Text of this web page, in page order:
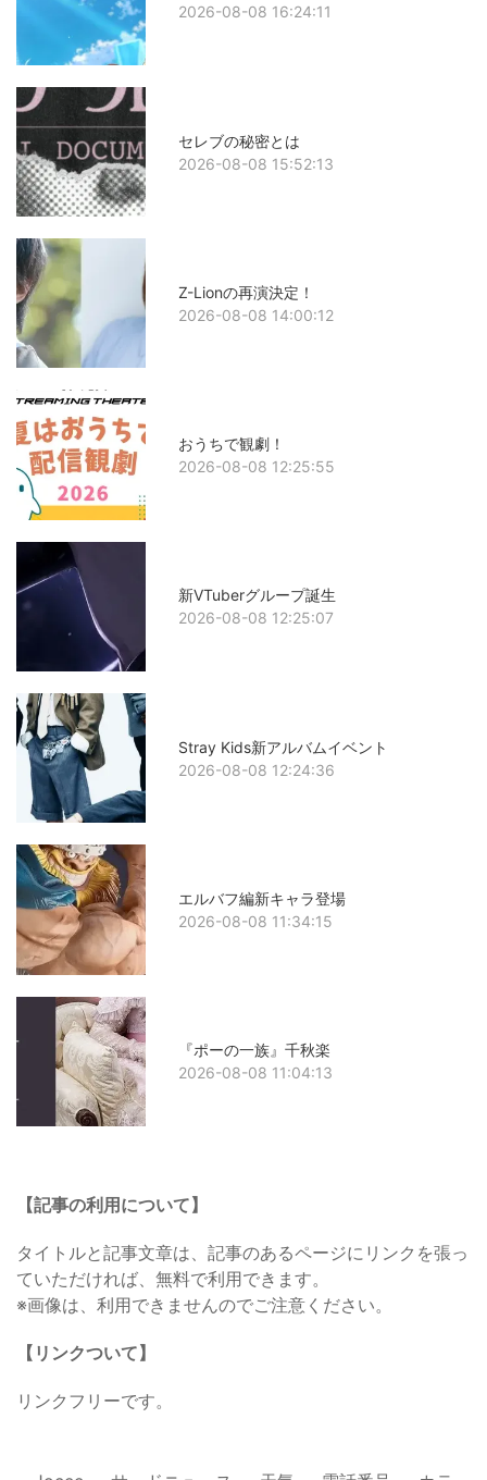
2026-08-08 16:24:11
セレブの秘密とは
2026-08-08 15:52:13
Z-Lionの再演決定！
2026-08-08 14:00:12
おうちで観劇！
2026-08-08 12:25:55
新VTuberグループ誕生
2026-08-08 12:25:07
Stray Kids新アルバムイベント
2026-08-08 12:24:36
エルバフ編新キャラ登場
2026-08-08 11:34:15
『ポーの一族』千秋楽
2026-08-08 11:04:13
【記事の利用について】
タイトルと記事文章は、記事のあるページにリンクを張っ
ていただければ、無料で利用できます。
※画像は、利用できませんのでご注意ください。
【リンクついて】
リンクフリーです。